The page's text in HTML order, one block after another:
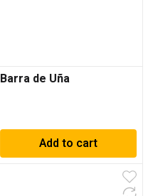
Barra de Uña
Add to cart